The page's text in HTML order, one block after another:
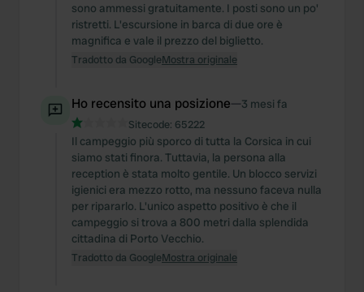
sono ammessi gratuitamente. I posti sono un po'
ristretti. L'escursione in barca di due ore è
magnifica e vale il prezzo del biglietto.
Tradotto da GoogleMostra originale
Ho recensito una posizione—3 mesi fa
Sitecode: 65222
Il campeggio più sporco di tutta la Corsica in cui
siamo stati finora. Tuttavia, la persona alla
reception è stata molto gentile. Un blocco servizi
igienici era mezzo rotto, ma nessuno faceva nulla
per ripararlo. L'unico aspetto positivo è che il
campeggio si trova a 800 metri dalla splendida
cittadina di Porto Vecchio.
Tradotto da GoogleMostra originale